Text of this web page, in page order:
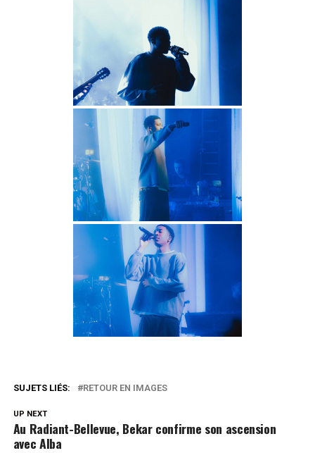
SUJETS LIÉS: RETOUR EN IMAGES
UP NEXT
Au Radiant-Bellevue, Bekar confirme son ascension
avec Alba